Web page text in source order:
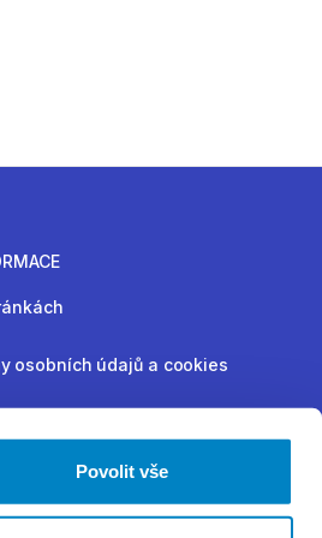
Povolit vše
osobních údajů a cookies